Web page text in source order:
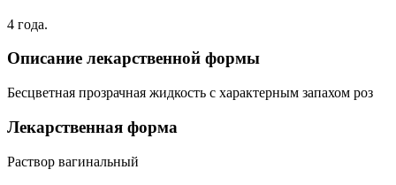
4 года.
Описание лекарственной формы
Бесцветная прозрачная жидкость с характерным запахом роз
Лекарственная форма
Раствор вагинальный